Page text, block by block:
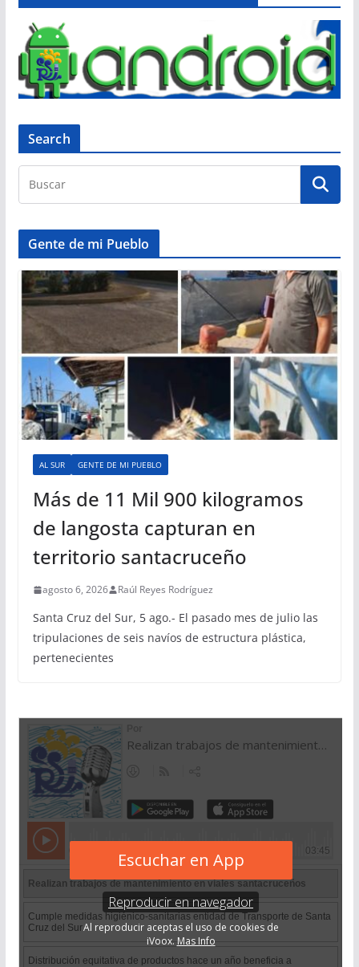
Search
Gente de mi Pueblo
AL SUR GENTE DE MI PUEBLO
Más de 11 Mil 900 kilogramos
de langosta capturan en
territorio santacruceño
agosto 6, 2026 Raúl Reyes Rodríguez
Santa Cruz del Sur, 5 ago.- El pasado mes de julio las
tripulaciones de seis navíos de estructura plástica,
pertenecientes